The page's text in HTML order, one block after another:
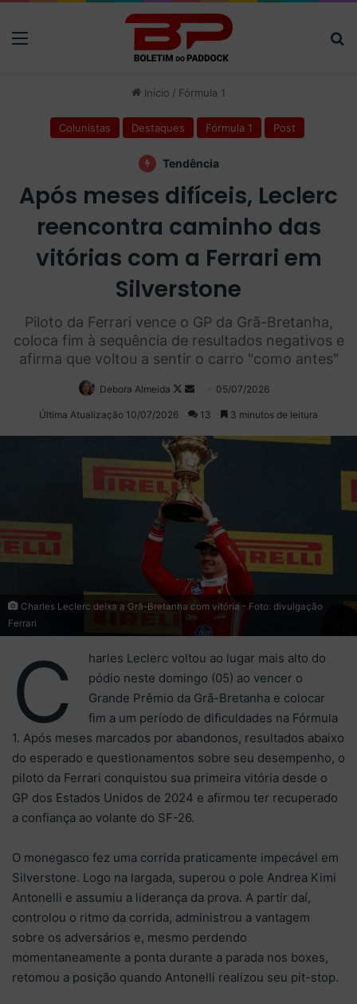
Início / Fórmula 1
Colunistas Destaques Fórmula 1 Post
Tendência
Após meses difíceis, Leclerc
reencontra caminho das
vitórias com a Ferrari em
Silverstone
Piloto da Ferrari vence o GP da Grã-Bretanha,
coloca fim à sequência de resultados negativos e
afirma que voltou a sentir o carro "como antes"
Debora Almeida
Follow
on
Mande
um
mail
05/07/2026
Última Atualização 10/07/2026 13 3 minutos de leitura
Charles Leclerc deixa a Grã-Bretanha com vitória - Foto: divulgação
Ferrari
C
harles Leclerc voltou ao lugar mais alto do
pódio neste domingo (05) ao vencer o
Grande Prêmio da Grã-Bretanha e colocar
fim a um período de dificuldades na Fórmula
1. Após meses marcados por abandonos, resultados abaixo
do esperado e questionamentos sobre seu desempenho, o
piloto da Ferrari conquistou sua primeira vitória desde o
GP dos Estados Unidos de 2024 e afirmou ter recuperado
a confiança ao volante do SF-26.
O monegasco fez uma corrida praticamente impecável em
Silverstone. Logo na largada, superou o pole Andrea Kimi
Antonelli e assumiu a liderança da prova. A partir daí,
controlou o ritmo da corrida, administrou a vantagem
sobre os adversários e, mesmo perdendo
momentaneamente a ponta durante a parada nos boxes,
retomou a posição quando Antonelli realizou seu pit-stop.